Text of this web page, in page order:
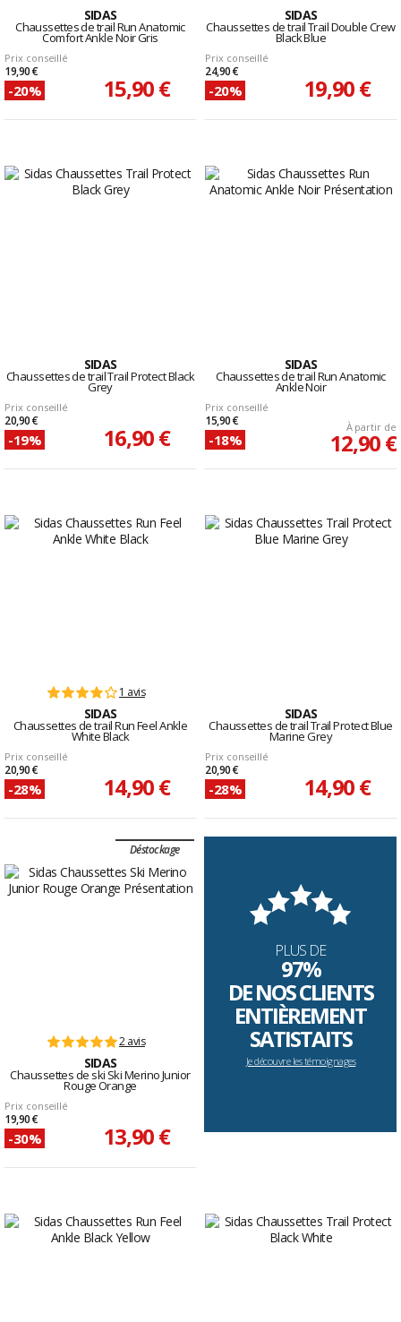
SIDAS
Chaussettes de trail Run Anatomic
Comfort Ankle Noir Gris
Prix conseillé
19,90 €
-20% 15,90 €
SIDAS
Chaussettes de trail Trail Double Crew
Black Blue
Prix conseillé
24,90 €
-20% 19,90 €
SIDAS
Chaussettes de trail Trail Protect Black
Grey
Prix conseillé
20,90 €
-19% 16,90 €
SIDAS
Chaussettes de trail Run Anatomic
Ankle Noir
Prix conseillé
15,90 €
-18%
À partir de
12,90 €
1 avis
SIDAS
Chaussettes de trail Run Feel Ankle
White Black
Prix conseillé
20,90 €
-28% 14,90 €
SIDAS
Chaussettes de trail Trail Protect Blue
Marine Grey
Prix conseillé
20,90 €
-28% 14,90 €
Déstockage
2 avis
SIDAS
Chaussettes de ski Ski Merino Junior
Rouge Orange
Prix conseillé
19,90 €
-30% 13,90 €
PLUS DE
97%
DE NOS CLIENTS
ENTIÈREMENT
SATISTAITS
Je découvre les témoignages